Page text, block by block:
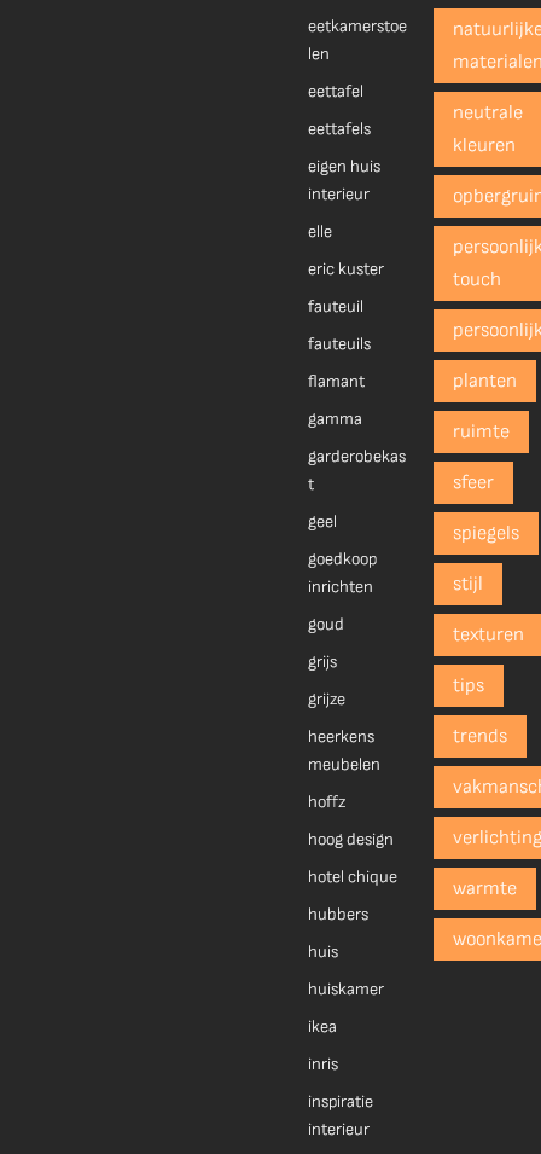
eetkamerstoe
len
eettafel
eettafels
eigen huis
interieur
elle
eric kuster
fauteuil
fauteuils
flamant
gamma
garderobekas
t
geel
goedkoop
inrichten
goud
grijs
grijze
heerkens
meubelen
hoffz
hoog design
hotel chique
hubbers
huis
huiskamer
ikea
inris
inspiratie
interieur
neutrale
kleuren
touch
planten
ruimte
sfeer
spiegels
stijl
texturen
tips
trends
warmte